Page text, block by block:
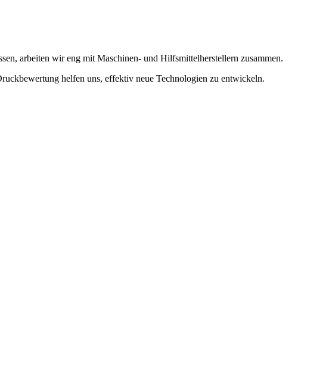
arbeiten wir eng mit Maschinen- und Hilfsmittelherstellern zusammen.
helfen uns, effektiv neue Technologien zu entwickeln.